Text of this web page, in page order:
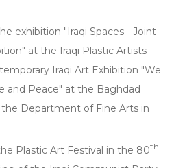
exhibition "Iraqi Spaces - Joint
at the Iraqi Plastic Artists
Iraqi Art Exhibition "We
and Peace" at the Baghdad
Department of Fine Arts in
Plastic Art Festival in the 80th